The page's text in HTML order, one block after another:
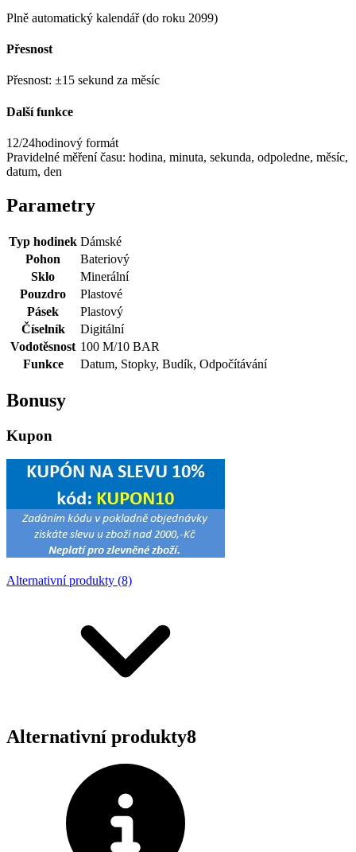
Plně automatický kalendář (do roku 2099)
Přesnost
Přesnost: ±15 sekund za měsíc
Další funkce
12/24hodinový formát
Pravidelné měření času: hodina, minuta, sekunda, odpoledne, měsíc,
datum, den
Parametry
Typ hodinek Dámské
Pohon
Bateriový
Sklo
Minerální
Pouzdro
Plastové
Pásek
Plastový
Číselník
Digitální
Vodotěsnost 100 M/10 BAR
Funkce
Datum, Stopky, Budík, Odpočítávání
Bonusy
Kupon
Alternativní produkty (8)
Alternativní produkty8